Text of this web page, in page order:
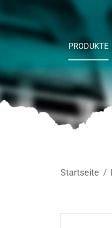
Skip to main content
PRODUKTE
Startseite